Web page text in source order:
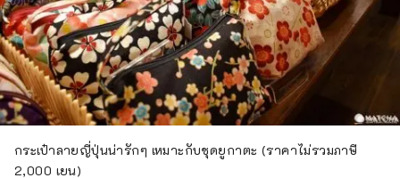
กระเป๋าลายญี่ปุ่นน่ารักๆ เหมาะกับชุดยูกาตะ (ราคาไม่รวมภาษี
2,000 เยน)